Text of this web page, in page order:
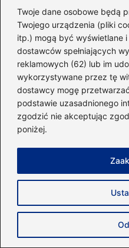
Twoje dane osobowe będą
Twojego urządzenia (pliki
itp.) mogą być wyświetlane
dostawców spełniających
reklamowych (62) lub im
wykorzystywane przez tę
dostawcy mogę
podstawie uzasadnionego
zgodzić nie akceptując
poniżej.
Po treningu warto
przekąski takie jak
owocami, orzechy,
Odpowiednie
kluczowe znaczenie
wpłynie na osiągane
Powiązane wpisy:
Bieganie czy
– co naprawdę
Skuteczne
kapturów w
Czy po treningu